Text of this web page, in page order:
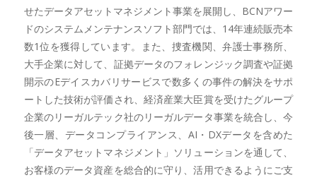
せたデータアセットマネジメント事業を展開し、BCNアワー
ドのシステムメンテナンスソフト部門では、14年連続販売本
数1位を獲得しています。また、捜査機関、弁護士事務所、
大手企業に対して、証拠データのフォレンジック調査や証拠
開示のEデイスカバリサービスで数多くの事件の解決をサポ
ートした技術が評価され、経済産業大臣賞を受けたグループ
企業のリーガルテック社のリーガルデータ事業を統合し、今
後一層、データコンプライアンス、AI・DXデータを含めた
「データアセットマネジメント」ソリューションを通して、
お客様のデータ資産を総合的に守り、活用できるようにご支